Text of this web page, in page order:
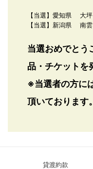
【当選】愛知県 大
【当選】新潟県 南
当選おめでとう
品・チケットを
※当選者の方に
頂いております。
貸渡約款